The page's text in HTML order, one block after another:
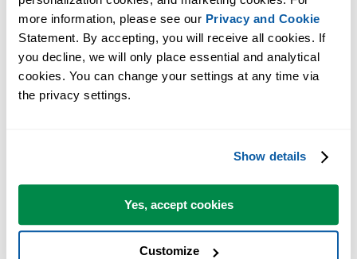
more information, please see our Privacy and Cookie
Statement. By accepting, you will receive all cookies. If
you decline, we will only place essential and analytical
cookies. You can change your settings at any time via
the privacy settings.
Show details
Yes, accept cookies
Customize
Risparmia tempo in Excel. Così semplice.
ASAP Utilities ti aiuta a risparmiare tempo e a fare cose che Excel da
solo non può fare.
La maggior parte degli utenti inizia usando poche funzioni. Molti
finiscono per usare ASAP Utilities ogni giorno.